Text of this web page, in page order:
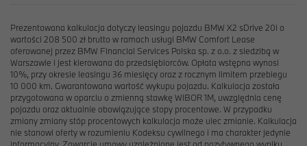
Prezentowana kalkulacja dotyczy leasingu pojazdu BMW X2 sDrive 20i o
wartości 208 500 zł brutto w ramach usługi BMW Comfort Lease
oferowanej przez BMW Financial Services Polska sp. z o.o. z siedzibą w
Warszawie i jest kierowana do przedsiębiorców. Opłata wstępna wynosi
10%, przy okresie leasingu 36 miesięcy oraz z rocznym limitem przebiegu
10 000 km. Gwarantowana wartość wykupu pojazdu. Kalkulacja została
przygotowana w oparciu o zmienną stawkę WIBOR 1M, uwzględnia cenę
pojazdu oraz aktualnie obowiązujące stopy procentowe. W przypadku
zmiany zmiany stóp procentowych kalkulacja może ulec zmianie. Kalkulacja
nie stanowi oferty w rozumieniu Kodeksu cywilnego i ma charakter jedynie